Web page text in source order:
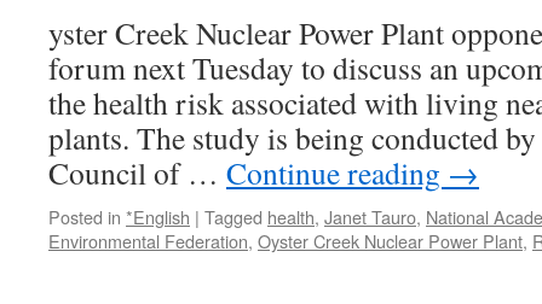
yster Creek Nuclear Power Plant
forum next Tuesday to discuss an
the health risk associated with living
plants. The study is being conducted
Council of … Continue reading →
Posted in *English | Tagged health, Janet Tauro, National
Environmental Federation, Oyster Creek Nuclear Power Plant,